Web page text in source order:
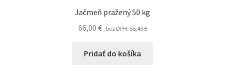
Jačmeň pražený 50 kg
66,00 € , bez DPH: 55,46€
Pridať do košíka